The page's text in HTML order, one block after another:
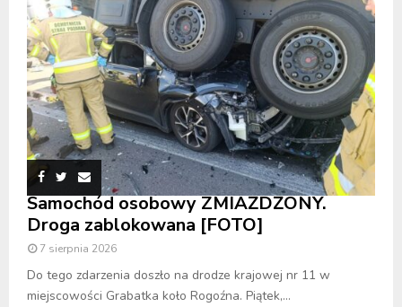
Samochód osobowy ZMIAŻDŻONY.
Droga zablokowana [FOTO]
7 sierpnia 2026
Do tego zdarzenia doszło na drodze krajowej nr 11 w
miejscowości Grabatka koło Rogoźna. Piątek,...